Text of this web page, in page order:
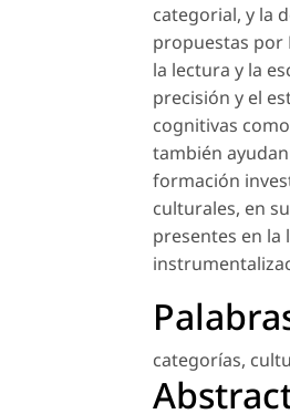
categorial, y la
propuestas por
la lectura y la
precisión y el
cognitivas
también
formación
culturales, en
presentes en la
categorías,